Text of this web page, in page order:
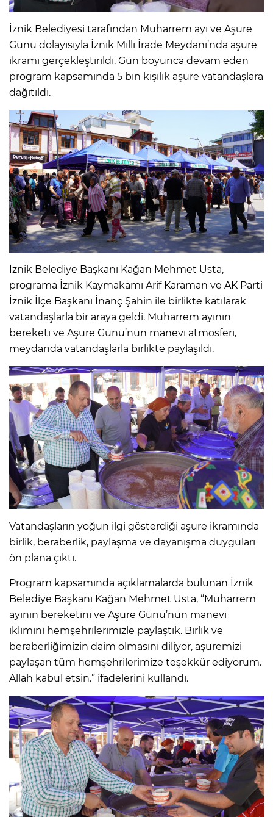
İznik Belediyesi tarafından Muharrem ayı ve Aşure
Günü dolayısıyla İznik Milli İrade Meydanı’nda aşure
ikramı gerçekleştirildi. Gün boyunca devam eden
program kapsamında 5 bin kişilik aşure vatandaşlara
dağıtıldı.
İznik Belediye Başkanı Kağan Mehmet Usta,
programa İznik Kaymakamı Arif Karaman ve AK Parti
İznik İlçe Başkanı İnanç Şahin ile birlikte katılarak
vatandaşlarla bir araya geldi. Muharrem ayının
bereketi ve Aşure Günü’nün manevi atmosferi,
meydanda vatandaşlarla birlikte paylaşıldı.
Vatandaşların yoğun ilgi gösterdiği aşure ikramında
birlik, beraberlik, paylaşma ve dayanışma duyguları
ön plana çıktı.
Program kapsamında açıklamalarda bulunan İznik
Belediye Başkanı Kağan Mehmet Usta, “Muharrem
ayının bereketini ve Aşure Günü’nün manevi
iklimini hemşehrilerimizle paylaştık. Birlik ve
beraberliğimizin daim olmasını diliyor, aşuremizi
paylaşan tüm hemşehrilerimize teşekkür ediyorum.
Allah kabul etsin.” ifadelerini kullandı.